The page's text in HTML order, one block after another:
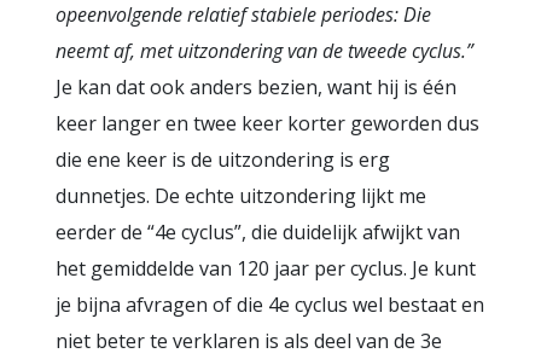
opeenvolgende relatief stabiele periodes: Die
neemt af, met uitzondering van de tweede cyclus.”
Je kan dat ook anders bezien, want hij is één
keer langer en twee keer korter geworden dus
die ene keer is de uitzondering is erg
dunnetjes. De echte uitzondering lijkt me
eerder de “4e cyclus”, die duidelijk afwijkt van
het gemiddelde van 120 jaar per cyclus. Je kunt
je bijna afvragen of die 4e cyclus wel bestaat en
niet beter te verklaren is als deel van de 3e